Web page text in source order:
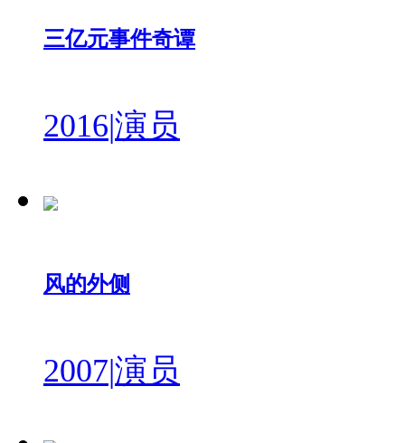
三亿元事件奇谭
2016|演员
风的外侧
2007|演员